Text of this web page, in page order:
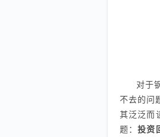
对于
不去的问
其泛泛而
题：投资